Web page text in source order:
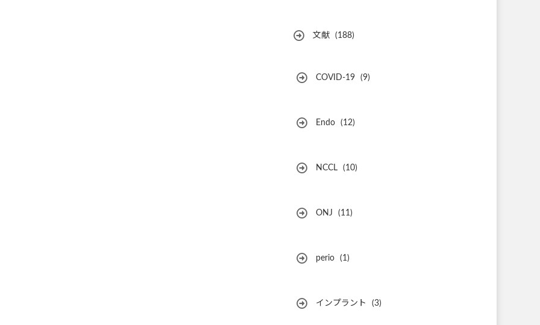
文献 (188)
COVID-19 (9)
Endo (12)
NCCL (10)
ONJ (11)
perio (1)
インプラント (3)